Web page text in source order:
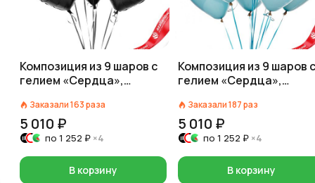
Композиция из 9 шаров с
гелием «Сердца»,
Заказали163раза
5 010 ₽
по 1 252 ₽ ×4
В корзину
Композиция из 9 шаров с
гелием «Сердца»,
Заказали187раз
5 010 ₽
по 1 252 ₽ ×4
В корзину